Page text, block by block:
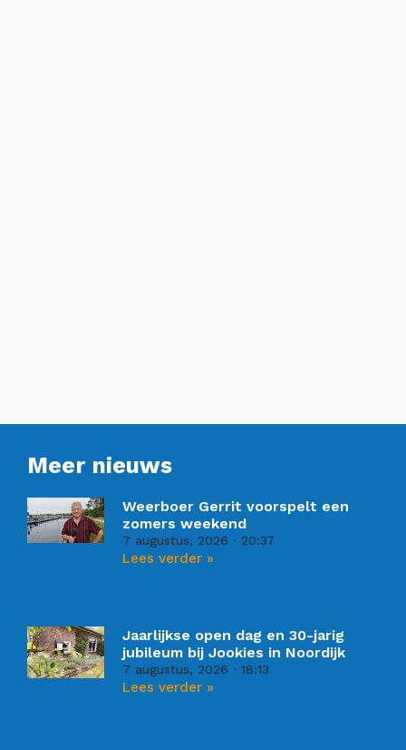
Meer nieuws
Weerboer Gerrit voorspelt een
zomers weekend
7 augustus, 2026 20:37
Lees verder »
Jaarlijkse open dag en 30-jarig
jubileum bij Jookies in Noordijk
7 augustus, 2026 18:13
Lees verder »